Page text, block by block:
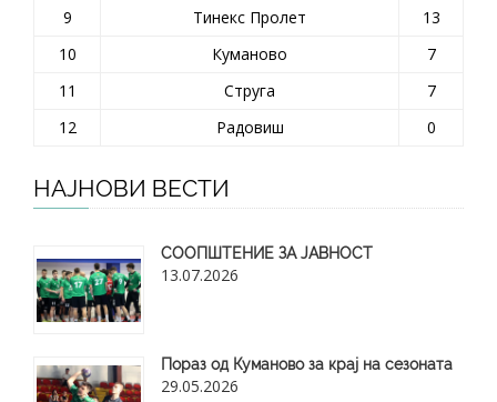
9
Тинекс Пролет
13
10
Куманово
7
11
Струга
7
12
Радовиш 0
НАЈНОВИ ВЕСТИ
СООПШТЕНИЕ ЗА ЈАВНОСТ
13.07.2026
Пораз од Куманово за крај на сезоната
29.05.2026